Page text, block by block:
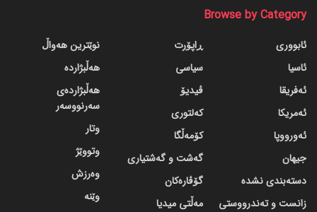
Browse by Category
ئابووری
ئاسیا
ئەفریقا
ئەمریکا
ئەورووپا
جیهان
دسته‌بندی نشده
زانست و تەندرووستی
ڕاپۆرت
سیاسی
ڤیدیۆ
کەلتوری
کۆمەڵگا
گه‌شت و گه‌شتیاری
گۆڤاره‌کان
مەڵتی میدیا
نوێترین هەواڵ
هەڵبژاردە
هەڵبژاردەی
سەرنووسەر
وتار
وتووێژ
وەرزش
وێنە